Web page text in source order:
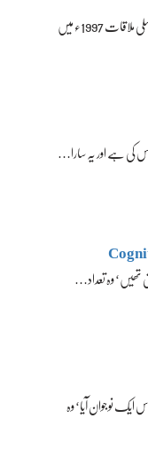
امیرالعظیم صاحب سے میری پہلی ملاقات 1997ء میں
کی ہے اور یہ سارا…
تھیں‘ وہ تعداد…
ایک نوجوان آیا‘ وہ